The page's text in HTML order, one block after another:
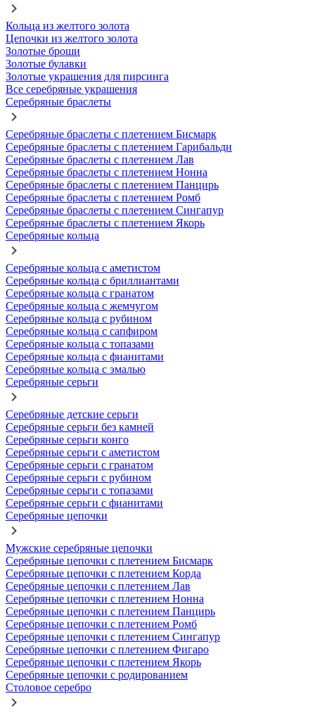
Кольца из желтого золота
Цепочки из желтого золота
Золотые броши
Золотые булавки
Золотые украшения для пирсинга
Все серебряные украшения
Серебряные браслеты
Серебряные браслеты с плетением Бисмарк
Серебряные браслеты с плетением Гарибальди
Серебряные браслеты с плетением Лав
Серебряные браслеты с плетением Нонна
Серебряные браслеты с плетением Панцирь
Серебряные браслеты с плетением Ромб
Серебряные браслеты с плетением Сингапур
Серебряные браслеты с плетением Якорь
Серебряные кольца
Серебряные кольца с аметистом
Серебряные кольца с бриллиантами
Серебряные кольца с гранатом
Серебряные кольца с жемчугом
Серебряные кольца с рубином
Серебряные кольца с сапфиром
Серебряные кольца с топазами
Серебряные кольца с фианитами
Серебряные кольца с эмалью
Серебряные серьги
Серебряные детские серьги
Серебряные серьги без камней
Серебряные серьги конго
Серебряные серьги с аметистом
Серебряные серьги с гранатом
Серебряные серьги с рубином
Серебряные серьги с топазами
Серебряные серьги с фианитами
Серебряные цепочки
Мужские серебряные цепочки
Серебряные цепочки с плетением Бисмарк
Серебряные цепочки с плетением Корда
Серебряные цепочки с плетением Лав
Серебряные цепочки с плетением Нонна
Серебряные цепочки с плетением Панцирь
Серебряные цепочки с плетением Ромб
Серебряные цепочки с плетением Сингапур
Серебряные цепочки с плетением Фигаро
Серебряные цепочки с плетением Якорь
Серебряные цепочки с родированием
Столовое серебро